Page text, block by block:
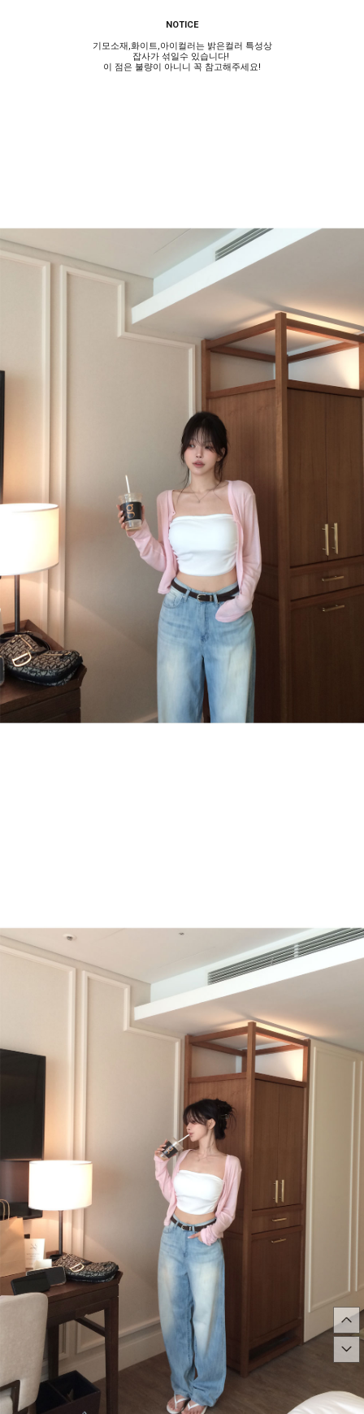
NOTICE
기모소재,화이트,아이컬러는 밝은컬러 특성상
잡사가 섞일수 있습니다!
이 점은 불량이 아니니 꼭 참고해주세요!